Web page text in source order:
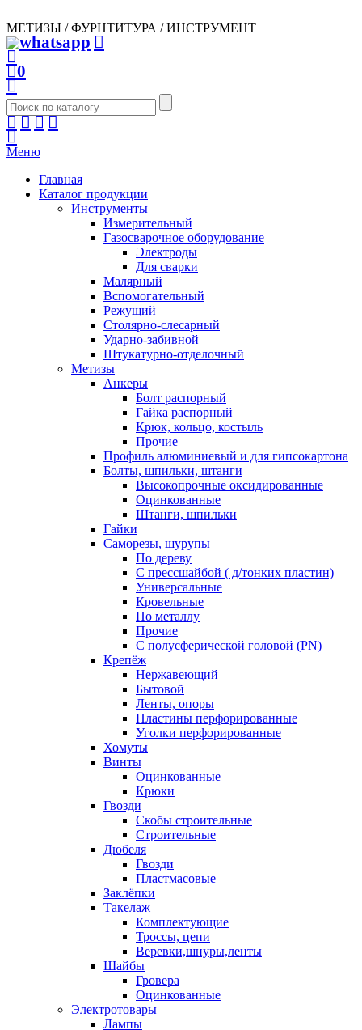
МЕТИЗЫ / ФУРНТИТУРА / ИНСТРУМЕНТ
0
Меню
Главная
Каталог продукции
Инструменты
Измерительный
Газосварочное оборудование
Электроды
Для сварки
Малярный
Вспомогательный
Режущий
Столярно-слесарный
Ударно-забивной
Штукатурно-отделочный
Метизы
Анкеры
Болт распорный
Гайка распорный
Крюк, кольцо, костыль
Прочие
Профиль алюминиевый и для гипсокартона
Болты, шпильки, штанги
Высокопрочные оксидированные
Оцинкованные
Штанги, шпильки
Гайки
Саморезы, шурупы
По дереву
С прессшайбой ( д/тонких пластин)
Универсальные
Кровельные
По металлу
Прочие
С полусферической головой (PN)
Крепёж
Нержавеющий
Бытовой
Ленты, опоры
Пластины перфорированные
Уголки перфорированные
Хомуты
Винты
Оцинкованные
Крюки
Гвозди
Скобы строительные
Строительные
Дюбеля
Гвозди
Пластмасовые
Заклёпки
Такелаж
Комплектующие
Троссы, цепи
Веревки,шнуры,ленты
Шайбы
Гровера
Оцинкованные
Электротовары
Лампы